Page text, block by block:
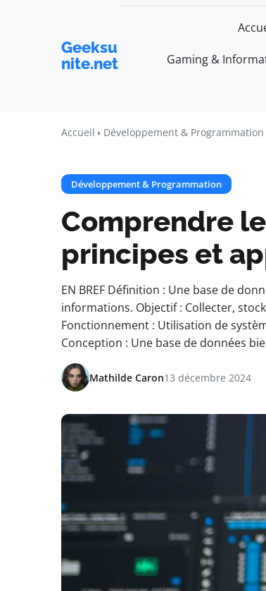
Geeksu
nite.net
Gaming &
Accueil Développement & Programmation
Développement & Programmation
Comprendre
principes et
EN BREF Définition : Une base de
informations. Objectif : Collecter,
Fonctionnement : Utilisation de
Conception : Une base de données
Mathilde Caron13 décembre 2024